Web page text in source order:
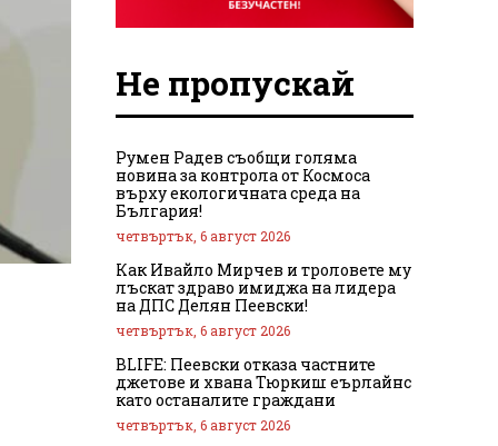
Не пропускай
Румен Радев съобщи голяма
новина за контрола от Космоса
върху екологичната среда на
България!
четвъртък, 6 август 2026
Как Ивайло Мирчев и троловете му
лъскат здраво имиджа на лидера
на ДПС Делян Пеевски!
четвъртък, 6 август 2026
BLIFE: Пеевски отказа частните
джетове и хвана Тюркиш еърлайнс
като останалите граждани
четвъртък, 6 август 2026